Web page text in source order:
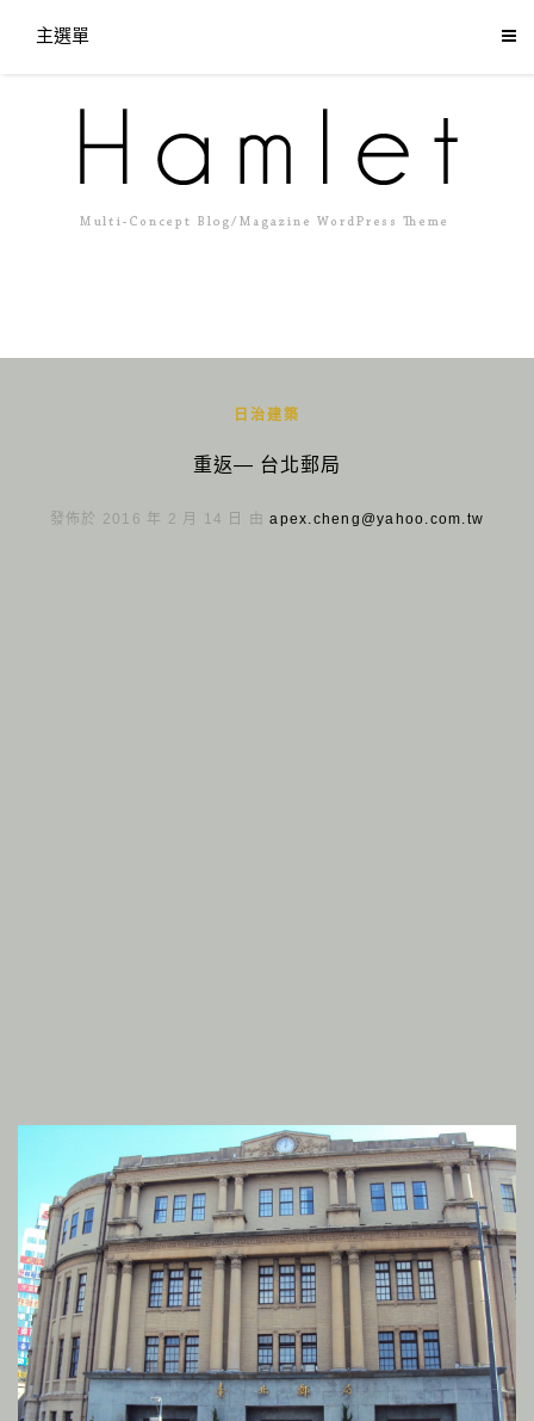
主選單
日治建築
重返— 台北郵局
發佈於 2016 年 2 月 14 日 由apex.cheng@yahoo.com.tw